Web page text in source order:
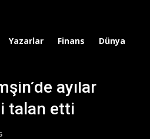
Yazarlar Finans Dünya
ayılar
talan etti